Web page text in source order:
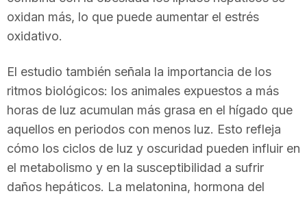
o
oxidan más, lo que puede aumentar el estrés
oxidativo.
El estudio también señala la importancia de los
ritmos biológicos: los animales expuestos a más
horas de luz acumulan más grasa en el hígado que
aquellos en periodos con menos luz. Esto refleja
cómo los ciclos de luz y oscuridad pueden influir en
el metabolismo y en la susceptibilidad a sufrir
daños hepáticos. La melatonina, hormona del